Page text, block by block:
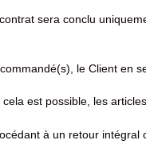
sera conclu
le Client en
est possible, les
à un retour